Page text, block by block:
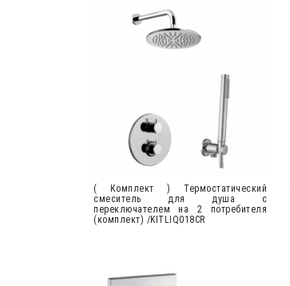
( Комплект ) Термостатический
смеситель для душа с
переключателем на 2 потребителя
(комплект) /KITLIQ018CR